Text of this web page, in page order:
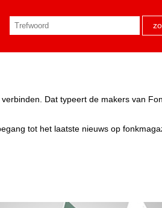
Dat typeert de makers van
tot het laatste nieuws op